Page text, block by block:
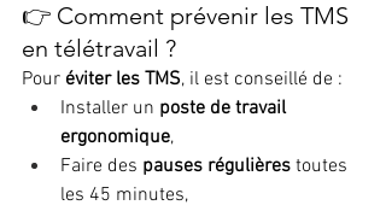
👉 Comment prévenir les TMS
en télétravail ?
Pour éviter les TMS, il est conseillé de :
Installer un poste de travail
ergonomique,
Faire des pauses régulières toutes
les 45 minutes,